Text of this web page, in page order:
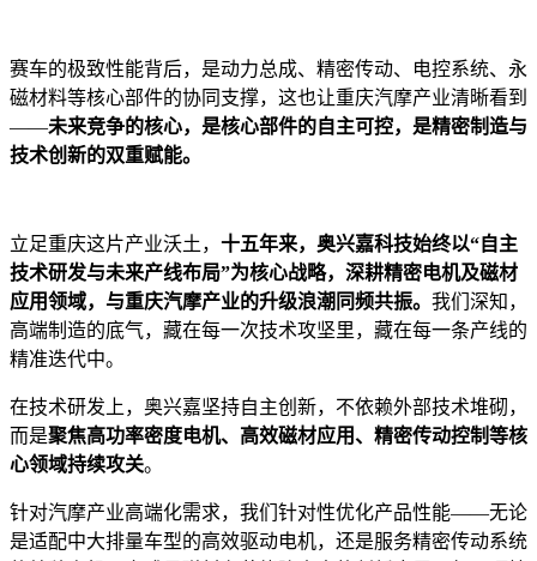
赛车的极致性能背后，是动力总成、精密传动、电控系统、永
磁材料等核心部件的协同支撑，这也让重庆汽摩产业清晰看到
——未来竞争的核心，是核心部件的自主可控，是精密制造与
技术创新的双重赋能。
立足重庆这片产业沃土， 十五年来，奥兴嘉科技始终以“自主
技术研发与未来产线布局”为核心战略，深耕精密电机及磁材
应用领域，与重庆汽摩产业的升级浪潮同频共振。 我们深知，
高端制造的底气，藏在每一次技术攻坚里，藏在每一条产线的
精准迭代中。
在技术研发上，奥兴嘉坚持自主创新，不依赖外部技术堆砌，
而是聚焦高功率密度电机、高效磁材应用、精密传动控制等核
心领域持续攻关。
针对汽摩产业高端化需求，我们针对性优化产品性能——无论
是适配中大排量车型的高效驱动电机，还是服务精密传动系统